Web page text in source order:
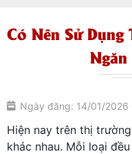
Có Nên Sử Dụng
Ngăn
Ngày đăng: 14/01/2026
Hiện nay trên thị
khác nhau. Mỗi loại